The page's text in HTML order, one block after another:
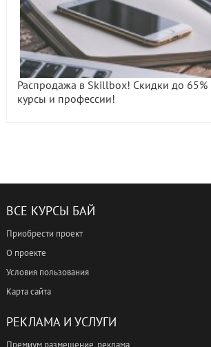
Распродажа в Skillbox! Скидки до 65%
курсы и профессии!
ВСЕ КУРСЫ БАЙ
Приобрести проект
О проекте
Условия пользования
Карта сайта
РЕКЛАМА И УСЛУГИ
Премиум размещение, реклама